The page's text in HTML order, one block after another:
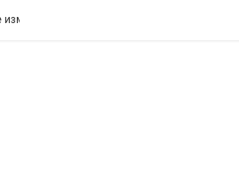
правила, назвав их «железными»